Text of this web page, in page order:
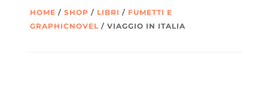
HOME / SHOP / LIBRI / FUMETTI E
GRAPHICNOVEL/ VIAGGIO IN ITALIA